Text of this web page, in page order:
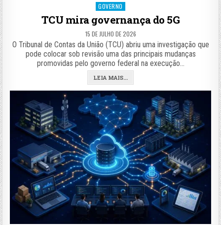
Posted
GOVERNO
TCU mira governança do 5G
15 DE JULHO DE 2026
O Tribunal de Contas da União (TCU) abriu uma investigação que
pode colocar sob revisão uma das principais mudanças
promovidas pelo governo federal na execução…
LEIA MAIS...